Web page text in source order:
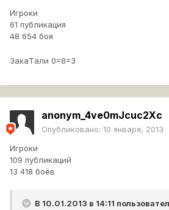
Игроки
61 публикация
48 654 боя
ЗакаTали 0=8=3
anonym_4ve0mJcuc2Xc
Опубликовано: 10 января, 2013
Игроки
109 публикаций
13 418 боёв
В 10.01.2013 в 14:11